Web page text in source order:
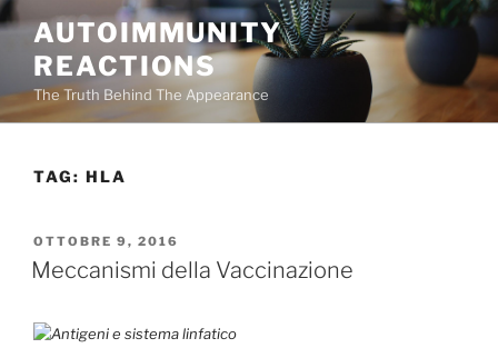
Salta
contenuto
AUTOIMMUNITY
REACTIONS
The Truth Behind The Appearance
TAG: HLA
PUBBLICATO
IL
OTTOBRE 9, 2016
Meccanismi della Vaccinazione